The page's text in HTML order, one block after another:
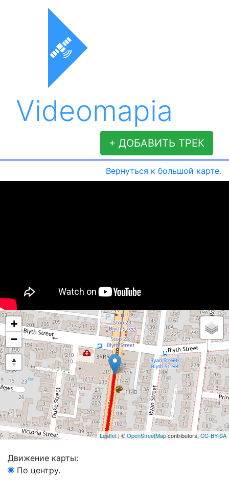
Videomapia
+ ДОБАВИТЬ ТРЕК
Вернуться к большой карте.
+
−
Leaflet | ©OpenStreetMapcontributors, CC-BY-SA
Движение карты:
По центру.